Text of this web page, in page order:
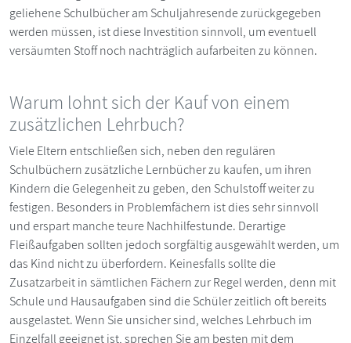
geliehene Schulbücher am Schuljahresende zurückgegeben
werden müssen, ist diese Investition sinnvoll, um eventuell
versäumten Stoff noch nachträglich aufarbeiten zu können.
Warum lohnt sich der Kauf von einem
zusätzlichen Lehrbuch?
Viele Eltern entschließen sich, neben den regulären
Schulbüchern zusätzliche Lernbücher zu kaufen, um ihren
Kindern die Gelegenheit zu geben, den Schulstoff weiter zu
festigen. Besonders in Problemfächern ist dies sehr sinnvoll
und erspart manche teure Nachhilfestunde. Derartige
Fleißaufgaben sollten jedoch sorgfältig ausgewählt werden, um
das Kind nicht zu überfordern. Keinesfalls sollte die
Zusatzarbeit in sämtlichen Fächern zur Regel werden, denn mit
Schule und Hausaufgaben sind die Schüler zeitlich oft bereits
ausgelastet. Wenn Sie unsicher sind, welches Lehrbuch im
Einzelfall geeignet ist, sprechen Sie am besten mit dem